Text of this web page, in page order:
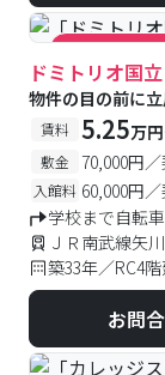
#キャンペーン
ドミトリオ国立
物件の目の前に
賃料 5.25万円
敷金 70,000円
入館料 60,000円
学校まで自転
ＪＲ南武線矢
築33年／RC4
お問